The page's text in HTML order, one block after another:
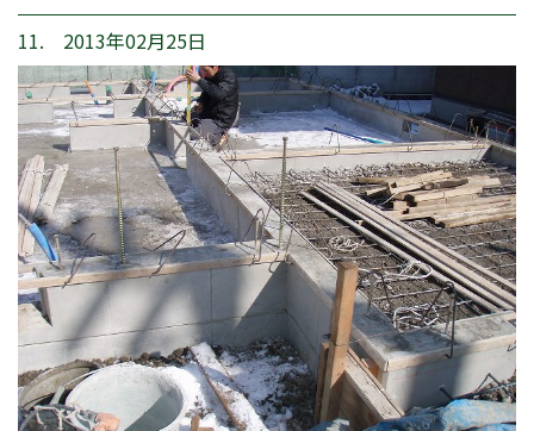
11. 2013年02月25日